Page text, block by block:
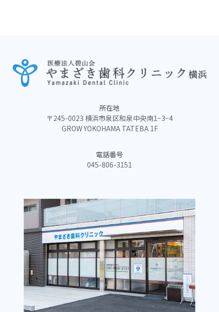
所在地
〒245-0023 横浜市泉区和泉中央南1−3−4
GROW YOKOHAMA TATEBA 1F
電話番号
045-806-3151